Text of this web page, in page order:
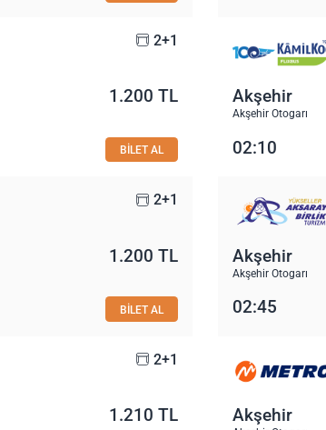
2+1
1.200 TL
BİLET AL
Akşehir
Akşehir Otogarı
02:10
2+1
1.200 TL
BİLET AL
Akşehir
Akşehir Otogarı
02:45
2+1
1.210 TL Akşehir